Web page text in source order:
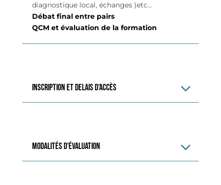
diagnostique local, échanges )etc…
Débat final entre pairs
QCM et évaluation de la formation
INSCRIPTION ET DELAIS D'accès
modalités d'évaluation